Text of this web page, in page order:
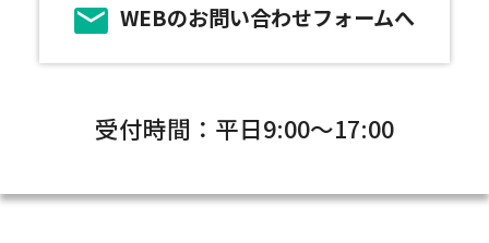
WEBのお問い合わせフォームへ
受付時間：平日9:00～17:00